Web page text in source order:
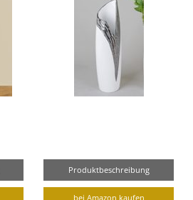
Produktbeschreibung
bei Amazon kaufen